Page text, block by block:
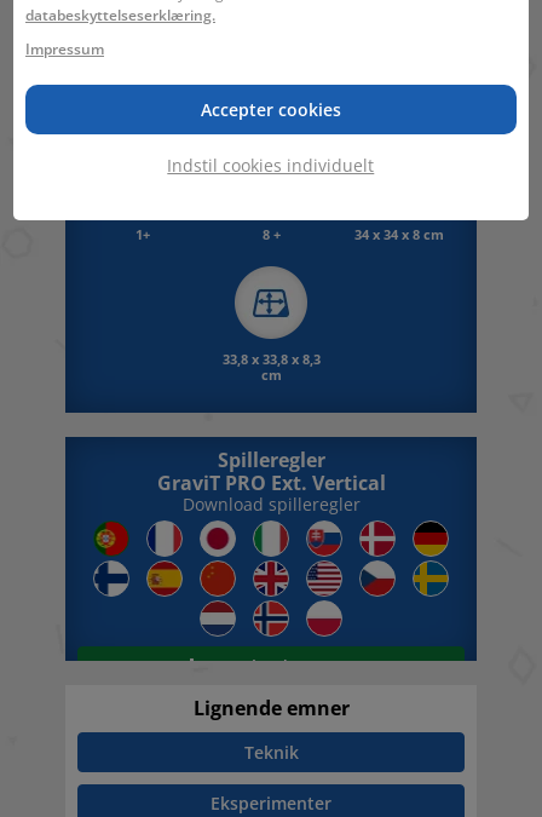
Advarsel. Ikke egnet til børn under 36
måneder. Små bolde/kugler. Kvælningsfare.
1+ 8 + 34 x 34 x 8 cm
33,8 x 33,8 x 8,3
cm
Spilleregler
GraviT PRO Ext. Vertical
Download spilleregler
Download (5,6 MB)
Lignende emner
Teknik
Eksperimenter
databeskyttelseserklæring.
Impressum
Accepter cookies
Indstil cookies individuelt